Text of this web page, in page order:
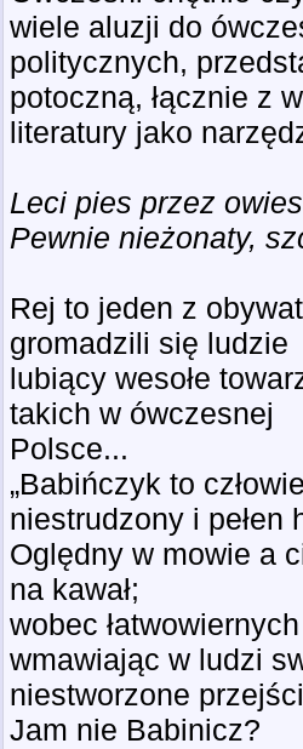
wiele aluzji do
politycznych,
potoczną, łącznie z
literatury jako
Leci pies przez
Pewnie nieżonaty,
Rej to jeden z
gromadzili się ludzie
lubiący wesołe
takich w ówczesnej
Polsce...
„Babińczyk to
niestrudzony i pełen
Oględny w mowie a
na kawał;
wobec
wmawiając w ludzi
niestworzone
Jam nie Babinicz?